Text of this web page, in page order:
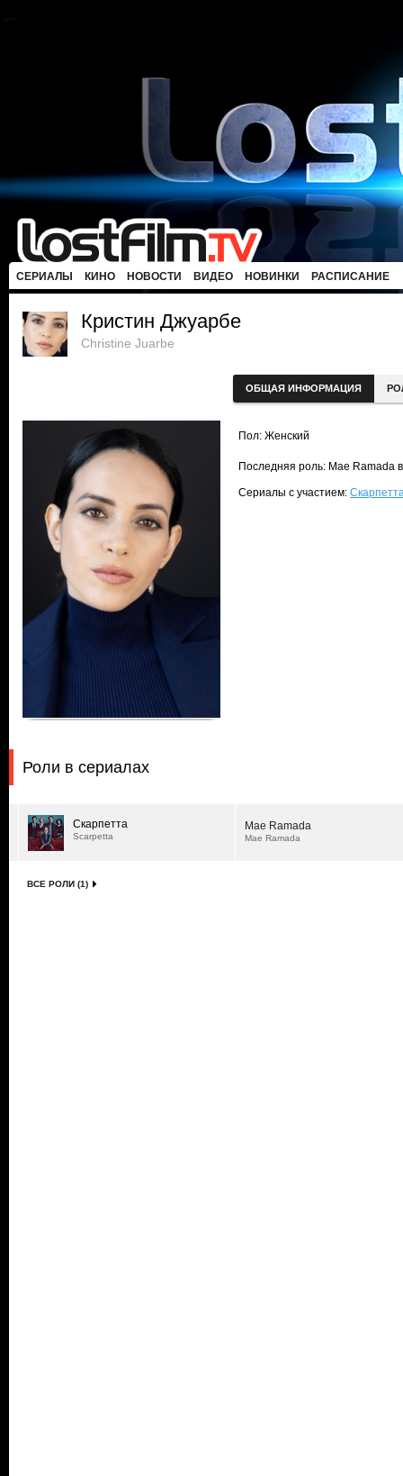
СЕРИАЛЫ КИНО НОВОСТИ ВИДЕО НОВИНКИ РАСПИСАНИЕ
Кристин Джуарбе
Christine Juarbe
ОБЩАЯ ИНФОРМАЦИЯ
Пол: Женский
Последняя роль: Mae Ramada
Сериалы с участием:
Роли в сериалах
Скарпетта
Scarpetta
Mae Ramada
Mae Ramada
ВСЕ РОЛИ (1)